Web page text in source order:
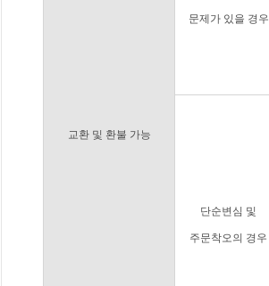
교환 및 환불 가능
문제가 있을 경우
단순변심 및
주문착오의 경우